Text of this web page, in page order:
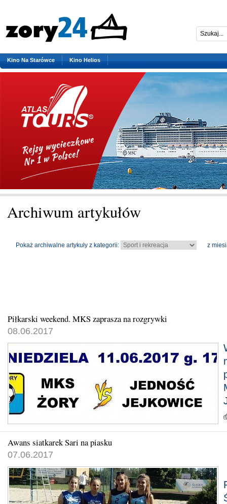
Kino Na Starówce Kino Helios
Archiwum artykułów
Pokaż archiwalne artykuły z kategorii: z
Piłkarski weekend. MKS zaprasza na rozgrywki
08.06.2017
Awans siatkarek Sari na piasku
07.06.2017